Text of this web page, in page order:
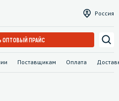
Поставщикам Оплата
Россия
ОПТОВЫЙ ПРАЙС